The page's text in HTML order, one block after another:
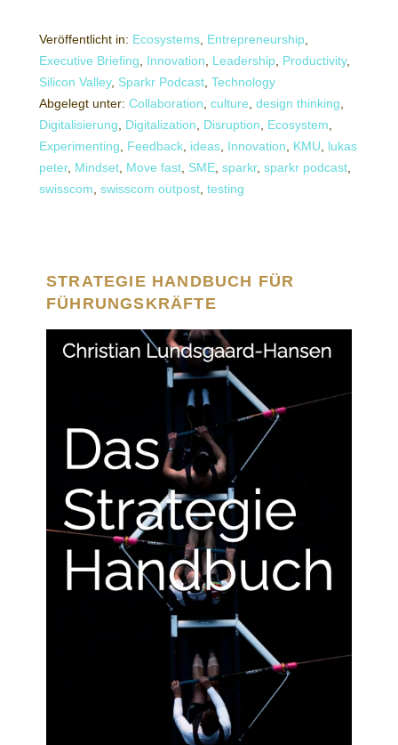
Veröffentlicht in: Ecosystems Entrepreneurship
Executive Briefing
Innovation Leadership Productivity,
Silicon Valley, Sparkr Podcast Technology
Abgelegt unter: Collaboration culture design thinking
Digitalisierung
Digitalization Disruption Ecosystem
Experimenting
Feedback ideas Innovation KMU
lukas
peter, Mindset Move fast SME sparkr, sparkr podcast
swisscom swisscom outpost testing
STRATEGIE HANDBUCH FÜR
FÜHRUNGSKRÄFTE